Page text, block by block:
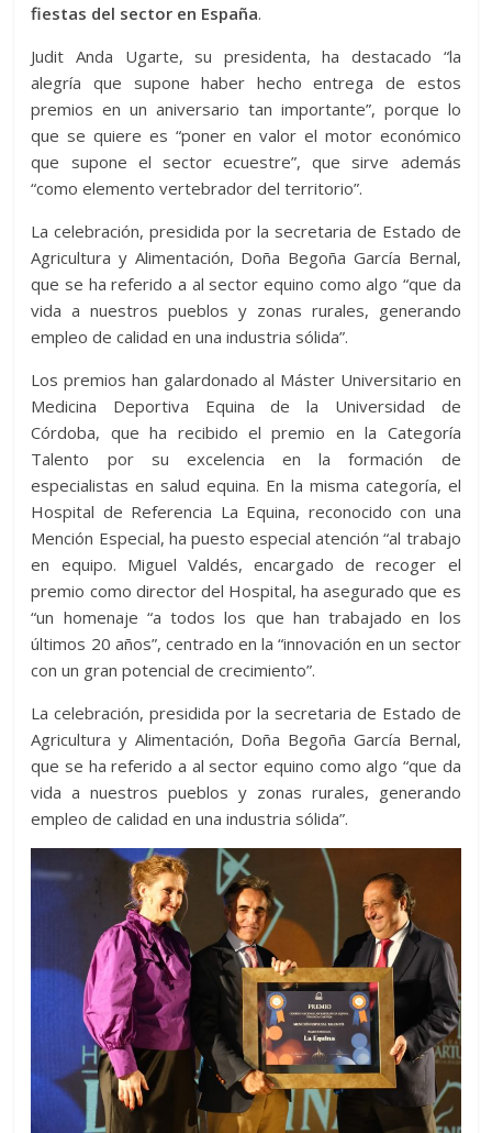
fiestas del sector en España.
Judit Anda Ugarte, su presidenta, ha destacado “la
alegría que supone haber hecho entrega de estos
premios en un aniversario tan importante”, porque lo
que se quiere es “poner en valor el motor económico
que supone el sector ecuestre”, que sirve además
“como elemento vertebrador del territorio”.
La celebración, presidida por la secretaria de Estado de
Agricultura y Alimentación, Doña Begoña García Bernal,
que se ha referido a al sector equino como algo “que da
vida a nuestros pueblos y zonas rurales, generando
empleo de calidad en una industria sólida”.
Los premios han galardonado al Máster Universitario en
Medicina Deportiva Equina de la Universidad de
Córdoba, que ha recibido el premio en la Categoría
Talento por su excelencia en la formación de
especialistas en salud equina. En la misma categoría, el
Hospital de Referencia La Equina, reconocido con una
Mención Especial, ha puesto especial atención “al trabajo
en equipo. Miguel Valdés, encargado de recoger el
premio como director del Hospital, ha asegurado que es
“un homenaje “a todos los que han trabajado en los
últimos 20 años”, centrado en la “innovación en un sector
con un gran potencial de crecimiento”.
La celebración, presidida por la secretaria de Estado de
Agricultura y Alimentación, Doña Begoña García Bernal,
que se ha referido a al sector equino como algo “que da
vida a nuestros pueblos y zonas rurales, generando
empleo de calidad en una industria sólida”.